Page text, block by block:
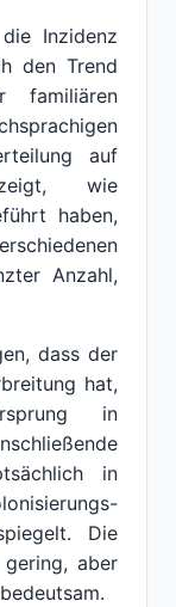
Inzidenz
den Trend
familiären
auf
wie
haben,
Anzahl,
dass der
hat,
in
in
Die
aber